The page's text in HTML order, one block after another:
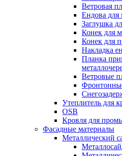
Ветровая
Ендова для
Заглушка
Конек для
Конек для
Накладка
Планка
Ветровые
Утеплитель для
OSB
Кровля для
Фасадные материалы
Металлический